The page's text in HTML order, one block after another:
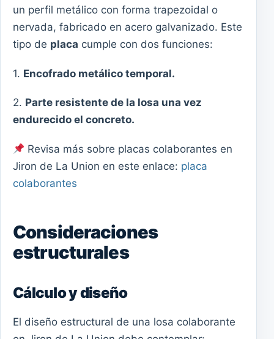
un perfil metálico con forma trapezoidal o
nervada, fabricado en acero galvanizado. Este
tipo de placa cumple con dos funciones:
1. Encofrado metálico temporal.
2. Parte resistente de la losa una vez
endurecido el concreto.
Revisa más sobre placas colaborantes en
Jiron de La Union en este enlace: placa
colaborantes
Consideraciones
estructurales
Cálculo y diseño
El diseño estructural de una losa colaborante